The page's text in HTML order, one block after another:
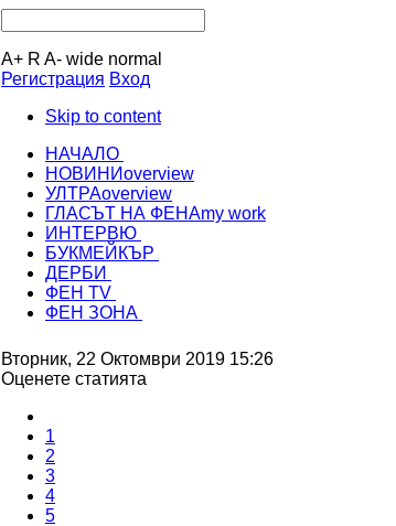
A+ R A- wide normal
Регистрация Вход
Skip to content
НАЧАЛО
НОВИНИoverview
УЛТРАoverview
ГЛАСЪТ НА ФЕНАmy work
ИНТЕРВЮ
БУКМЕЙКЪР
ДЕРБИ
ФЕН TV
ФЕН ЗОНА
Вторник, 22 Октомври 2019 15:26
Оценете статията
1
2
3
4
5